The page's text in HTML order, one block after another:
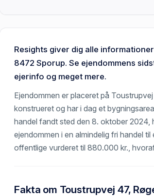
Resights giver dig alle
8472 Sporup. Se ejendommens
ejerinfo og meget mere.
Ejendommen er placeret på
konstrueret og har i dag et
handel fandt sted den 8. oktober 2024,
ejendommen i en almindelig fri handel
offentlige vurderet til 880.000 kr.,
Fakta om Toustrupvej 47,